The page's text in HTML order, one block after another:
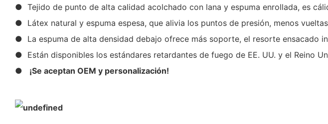
● Tejido de punto de alta calidad acolchado con lana y espuma enrollada, es
● Látex natural y espuma espesa, que alivia los puntos de presión, menos
● La espuma de alta densidad debajo ofrece más soporte, el resorte ensacado
● Están disponibles los estándares retardantes de fuego de EE. UU. y el Reino
●
¡Se aceptan OEM y personalización!